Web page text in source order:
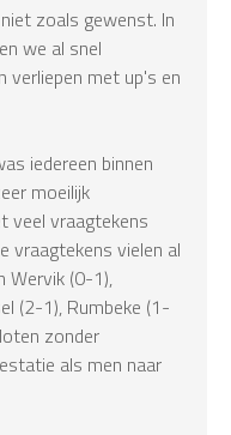
zoals gewenst. In
we al snel
verliepen met up's en
iedereen binnen
moeilijk
veel vraagtekens
vraagtekens vielen al
Wervik (0-1),
(2-1), Rumbeke (1-
zonder
als men naar